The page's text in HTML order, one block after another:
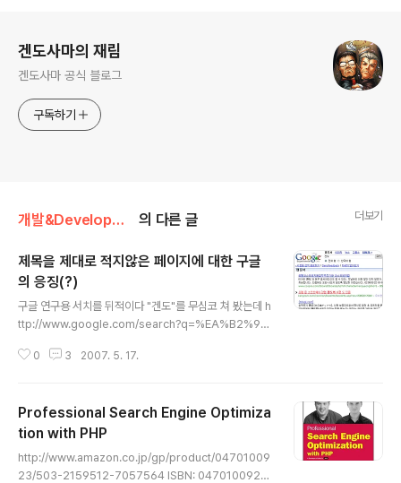
겐도사마의 재림
겐도사마 공식 블로그
구독하기
개발&Development/웹 의 다른 글 더보기
제목을 제대로 적지않은 페이지에 대한 구글
의 응징(?)
구글 연구용 서치를 뒤적이다 "겐도"를 무심코 쳐 봤는데 h
ttp://www.google.com/search?q=%EA%B2%9
s&start=10&sa=N#i=1 저 엽기적인 제목은 뭐당께롱?
열심히 "겐도"를 찾아 봤으나 소스에서 단어가 검색되지 않
음. 대체 뭘까 고민하던차 머리를 스치던 생각이.. http://g
endoh.tistory.com/44 페이지 제목이 부정확한 것으로
인식한 구글이 링크의 내용을 해당 페이지의 제목으로 정
0 3 2007. 5. 17.
Professional Search Engine Optimiza
tion with PHP
http://www.amazon.co.jp/gp/product/04701009
23/503-2159512-7057564 ISBN: 0470100923